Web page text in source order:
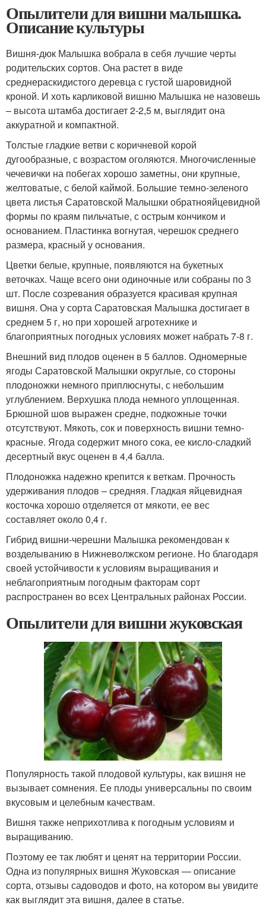
Опылители для вишни малышка.
Описание культуры
Вишня-дюк Малышка вобрала в себя лучшие черты
родительских сортов. Она растет в виде
среднераскидистого деревца с густой шаровидной
кроной. И хоть карликовой вишню Малышка не назовешь
– высота штамба достигает 2-2,5 м, выглядит она
аккуратной и компактной.
Толстые гладкие ветви с коричневой корой
дугообразные, с возрастом оголяются. Многочисленные
чечевички на побегах хорошо заметны, они крупные,
желтоватые, с белой каймой. Большие темно-зеленого
цвета листья Саратовской Малышки обратнояйцевидной
формы по краям пильчатые, с острым кончиком и
основанием. Пластинка вогнутая, черешок среднего
размера, красный у основания.
Цветки белые, крупные, появляются на букетных
веточках. Чаще всего они одиночные или собраны по 3
шт. После созревания образуется красивая крупная
вишня. Она у сорта Саратовская Малышка достигает в
среднем 5 г, но при хорошей агротехнике и
благоприятных погодных условиях может набрать 7-8 г.
Внешний вид плодов оценен в 5 баллов. Одномерные
ягоды Саратовской Малышки округлые, со стороны
плодоножки немного приплюснуты, с небольшим
углублением. Верхушка плода немного уплощенная.
Брюшной шов выражен средне, подкожные точки
отсутствуют. Мякоть, сок и поверхность вишни темно-
красные. Ягода содержит много сока, ее кисло-сладкий
десертный вкус оценен в 4,4 балла.
Плодоножка надежно крепится к веткам. Прочность
удерживания плодов – средняя. Гладкая яйцевидная
косточка хорошо отделяется от мякоти, ее вес
составляет около 0,4 г.
Гибрид вишни-черешни Малышка рекомендован к
возделыванию в Нижневолжском регионе. Но благодаря
своей устойчивости к условиям выращивания и
неблагоприятным погодным факторам сорт
распространен во всех Центральных районах России.
Опылители для вишни жуковская
Популярность такой плодовой культуры, как вишня не
вызывает сомнения. Ее плоды универсальны по своим
вкусовым и целебным качествам.
Вишня также неприхотлива к погодным условиям и
выращиванию.
Поэтому ее так любят и ценят на территории России.
Одна из популярных вишня Жуковская — описание
сорта, отзывы садоводов и фото, на котором вы увидите
как выглядит эта вишня, далее в статье.